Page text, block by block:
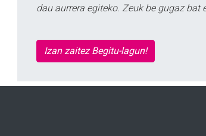
dau aurrera egiteko. Zeuk be gugaz bat
Izan zaitez Begitu-lagun!